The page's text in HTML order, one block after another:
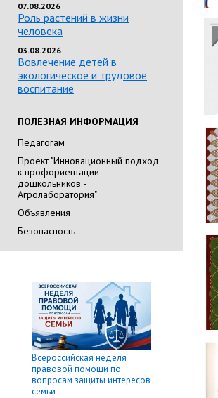
07.08.2026
Роль растений в жизни
человека
03.08.2026
Вовлечение детей в
экологическое и трудовое
воспитание
ПОЛЕЗНАЯ ИНФОРМАЦИЯ
Педагогам
Проект "Инновационный подход
к профориентации
дошкольников -
Агролаборатория"
Объявления
Безопасность
Всероссийская неделя
правовой помощи по
вопросам защиты интересов
семьи